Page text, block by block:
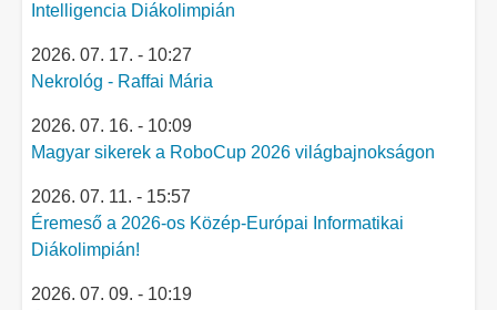
Intelligencia Diákolimpián
2026. 07. 17. - 10:27
Nekrológ - Raffai Mária
2026. 07. 16. - 10:09
Magyar sikerek a RoboCup 2026 világbajnokságon
2026. 07. 11. - 15:57
Éremeső a 2026-os Közép-Európai Informatikai
Diákolimpián!
2026. 07. 09. - 10:19